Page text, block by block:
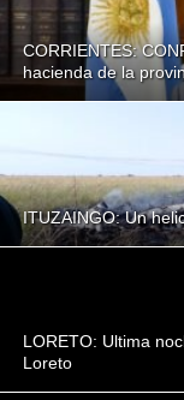
CORRIENTES:
hacienda de la
ITUZAINGO: Un
LORETO: Ultima
Loreto